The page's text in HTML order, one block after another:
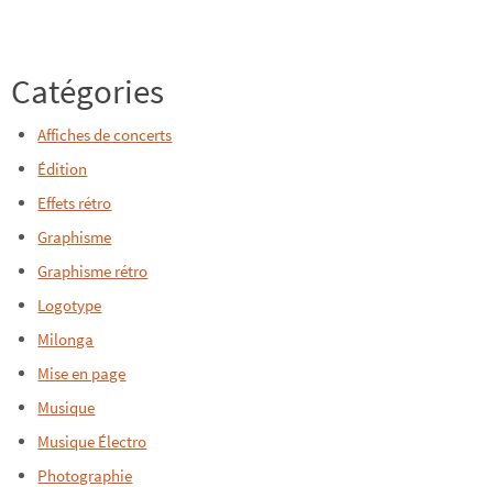
Catégories
Affiches de concerts
Édition
Effets rétro
Graphisme
Graphisme rétro
Logotype
Milonga
Mise en page
Musique
Musique Électro
Photographie